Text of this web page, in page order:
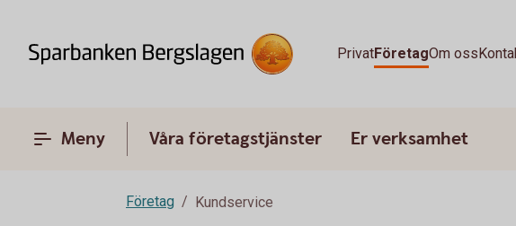
PrivatFöretagOm oss
Meny Våra företagstjänster Er verksamhet
Företag Kundservice